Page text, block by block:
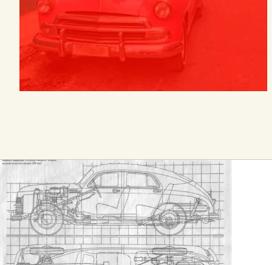
устройства или предмета, похожего на
взрывное устройство, необходимо
сообщить в полицию (02, 112) или
единую дежурно-диспетчерскую
До принятия специалистами решения
о безопасности обнаруженного
осматривать подозрительные
предметы. До прибытия специалистов
по осмотру места происшествия
никаких действий с обнаруженным
предметом не предпринимать!
В качестве маскировки для взрывных
устройств террористами могут